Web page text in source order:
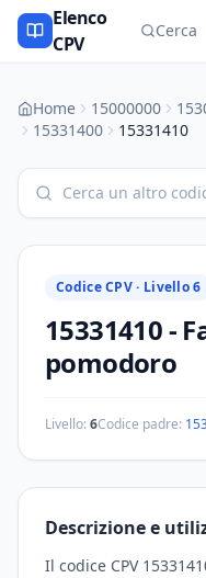
Elenco
CPV
Cerca
Home 15000000
15331400
15331410
Codice CPV · Livello 6
15331410-
pomodoro
Livello:6Codice padre:
Descrizione e
Il codice CPV